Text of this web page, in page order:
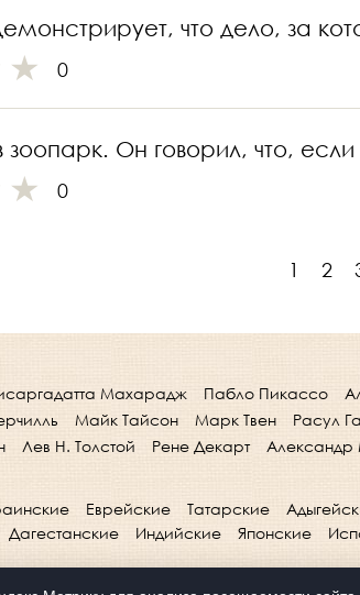
что дело, за
0
Он говорил, что,
0
1 2
Махарадж Пабло Пикассо
Майк Тайсон Марк Твен Расул
Лев Н. Толстой Рене Декарт Александр
Еврейские Татарские
Дагестанские Индийские Японские